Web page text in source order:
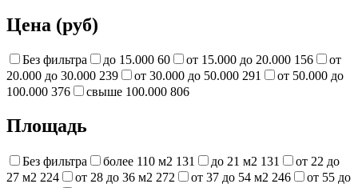
Цена (руб)
Без фильтра до 15.000 60 от 15.000 до 20.000 156
от
20.000 до 30.000 239 от 30.000 до 50.000 291
от 50.000 до
100.000 376 свыше 100.000 806
Площадь
Без фильтра более 110 м2 131 до 21 м2 131
от 22 до
27 м2 224 от 28 до 36 м2 272 от 37 до 54 м2 246
от 55 до